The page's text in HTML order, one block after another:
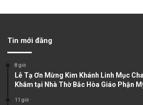
u
s
g
e
Tin mới đăng
8 giờ
Lễ Tạ Ơn Mừng Kim Khánh Linh Mục
Khâm tại Nhà Thờ Bắc Hòa Giáo Phận
11 giờ